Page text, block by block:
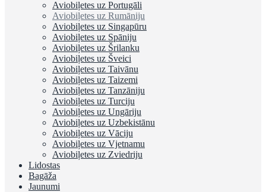
Aviobiļetes uz Portugāli
Aviobiļetes uz Rumāniju
Aviobiļetes uz Singapūru
Aviobiļetes uz Spāniju
Aviobiļetes uz Šrilanku
Aviobiļetes uz Šveici
Aviobiļetes uz Taivānu
Aviobiļetes uz Taizemi
Aviobiļetes uz Tanzāniju
Aviobiļetes uz Turciju
Aviobiļetes uz Ungāriju
Aviobiļetes uz Uzbekistānu
Aviobiļetes uz Vāciju
Aviobiļetes uz Vjetnamu
Aviobiļetes uz Zviedriju
Lidostas
Bagāža
Jaunumi